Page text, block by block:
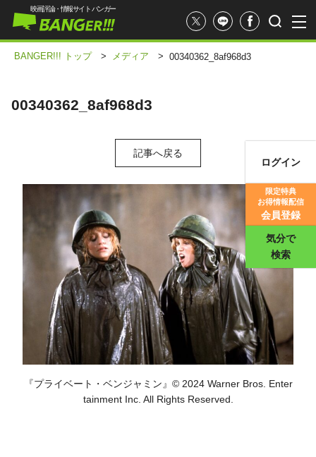
映画評論・情報サイト バンガー
ログイン
限定特典
お得情報配信
会員登録
気分で
検索
BANGER!!! トップ > メディア > 00340362_8af968d3
00340362_8af968d3
記事へ戻る
『プライベート・ベンジャミン』© 2024 Warner Bros. Enter
tainment Inc. All Rights Reserved.